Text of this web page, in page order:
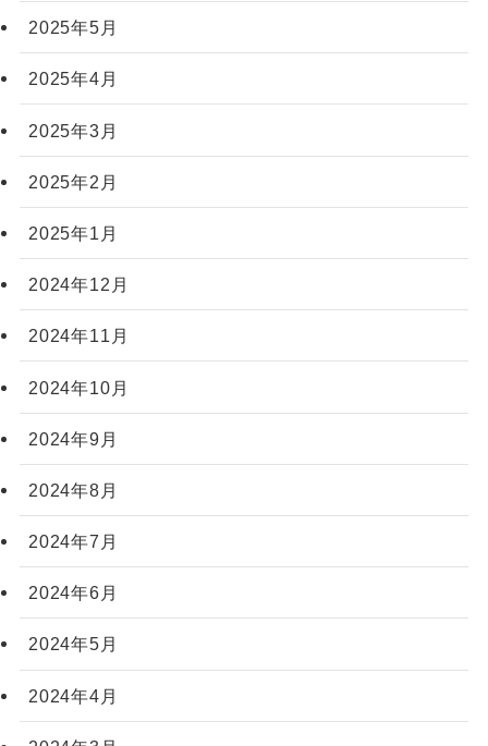
2025年5月
2025年4月
2025年3月
2025年2月
2025年1月
2024年12月
2024年11月
2024年10月
2024年9月
2024年8月
2024年7月
2024年6月
2024年5月
2024年4月